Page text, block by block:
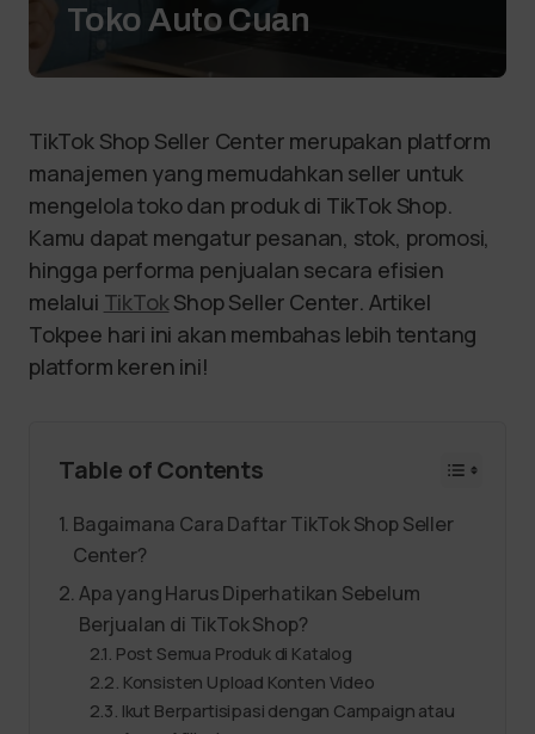
Toko Auto Cuan
TikTok Shop Seller Center merupakan platform
manajemen yang memudahkan seller untuk
mengelola toko dan produk di TikTok Shop.
Kamu dapat mengatur pesanan, stok, promosi,
hingga performa penjualan secara efisien
melalui TikTokShop Seller Center. Artikel
Tokpee hari ini akan membahas lebih tentang
platform keren ini!
Table of Contents
Bagaimana Cara Daftar TikTok Shop Seller
Center?
Apa yang Harus Diperhatikan Sebelum
Berjualan di TikTok Shop?
Post Semua Produk di Katalog
Konsisten Upload Konten Video
Ikut Berpartisipasi dengan Campaign atau